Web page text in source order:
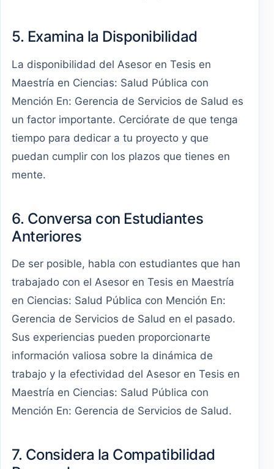
5. Examina la Disponibilidad
La disponibilidad del Asesor en Tesis en
Maestría en Ciencias: Salud Pública con
Mención En: Gerencia de Servicios de Salud es
un factor importante. Cerciórate de que tenga
tiempo para dedicar a tu proyecto y que
puedan cumplir con los plazos que tienes en
mente.
6. Conversa con Estudiantes
Anteriores
De ser posible, habla con estudiantes que han
trabajado con el Asesor en Tesis en Maestría
en Ciencias: Salud Pública con Mención En:
Gerencia de Servicios de Salud en el pasado.
Sus experiencias pueden proporcionarte
información valiosa sobre la dinámica de
trabajo y la efectividad del Asesor en Tesis en
Maestría en Ciencias: Salud Pública con
Mención En: Gerencia de Servicios de Salud.
7. Considera la Compatibilidad